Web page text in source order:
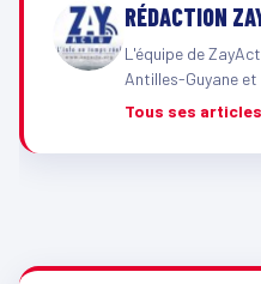
RÉDACTION
L'équipe de
Antilles-Guyane
Tous ses